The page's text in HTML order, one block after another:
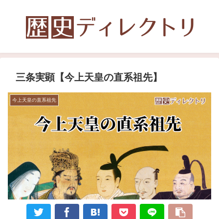
三条実顕【今上天皇の直系祖先】
今上天皇の直系祖先